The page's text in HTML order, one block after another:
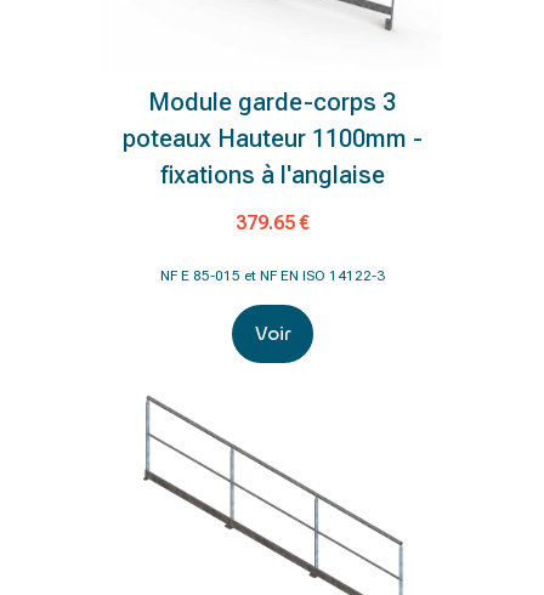
Module garde-corps 3
poteaux Hauteur 1100mm -
fixations à l'anglaise
379.65 €
NF E 85-015 et NF EN ISO 14122-3
Voir